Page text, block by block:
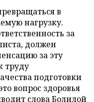
в
нагрузку.
за
должен
за эту
труду
подготовки
вопрос здоровья
слова Болилой